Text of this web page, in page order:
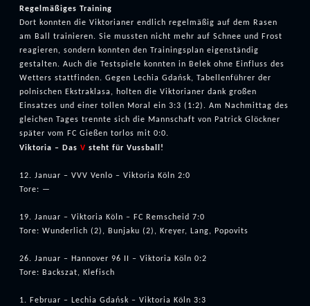
Regelmäßiges Training
Dort konnten die Viktorianer endlich regelmäßig auf dem Rasen
am Ball trainieren. Sie mussten nicht mehr auf Schnee und Frost
reagieren, sondern konnten den Trainingsplan eigenständig
gestalten. Auch die Testspiele konnten in Belek ohne Einfluss des
Wetters stattfinden. Gegen Lechia Gdańsk, Tabellenführer der
polnischen Ekstraklasa, holten die Viktorianer dank großen
Einsatzes und einer tollen Moral ein 3:3 (1:2). Am Nachmittag des
gleichen Tages trennte sich die Mannschaft von Patrick Glöckner
später vom FC Gießen torlos mit 0:0.
Viktoria – Das V steht für Vussball!
12. Januar – VVV Venlo – Viktoria Köln 2:0
Tore: —
19. Januar – Viktoria Köln – FC Remscheid 7:0
Tore: Wunderlich (2), Bunjaku (2), Kreyer, Lang, Popovits
26. Januar – Hannover 96 II – Viktoria Köln 0:2
Tore: Backszat, Klefisch
1. Februar – Lechia Gdańsk – Viktoria Köln 3:3